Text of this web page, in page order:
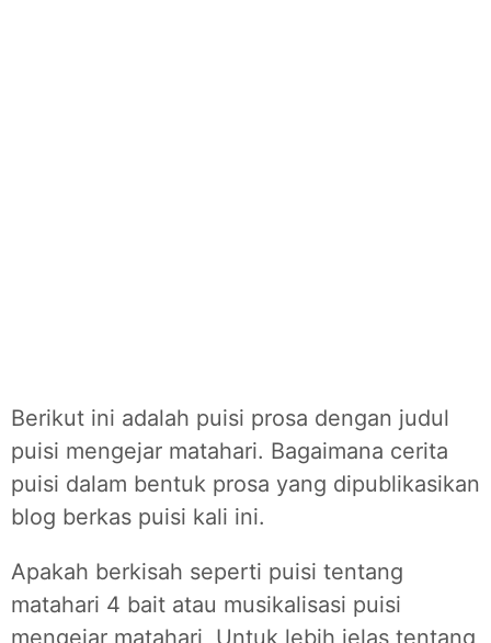
Berikut ini adalah puisi prosa dengan judul
puisi mengejar matahari. Bagaimana cerita
puisi dalam bentuk prosa yang dipublikasikan
blog berkas puisi kali ini.
Apakah berkisah seperti puisi tentang
matahari 4 bait atau musikalisasi puisi